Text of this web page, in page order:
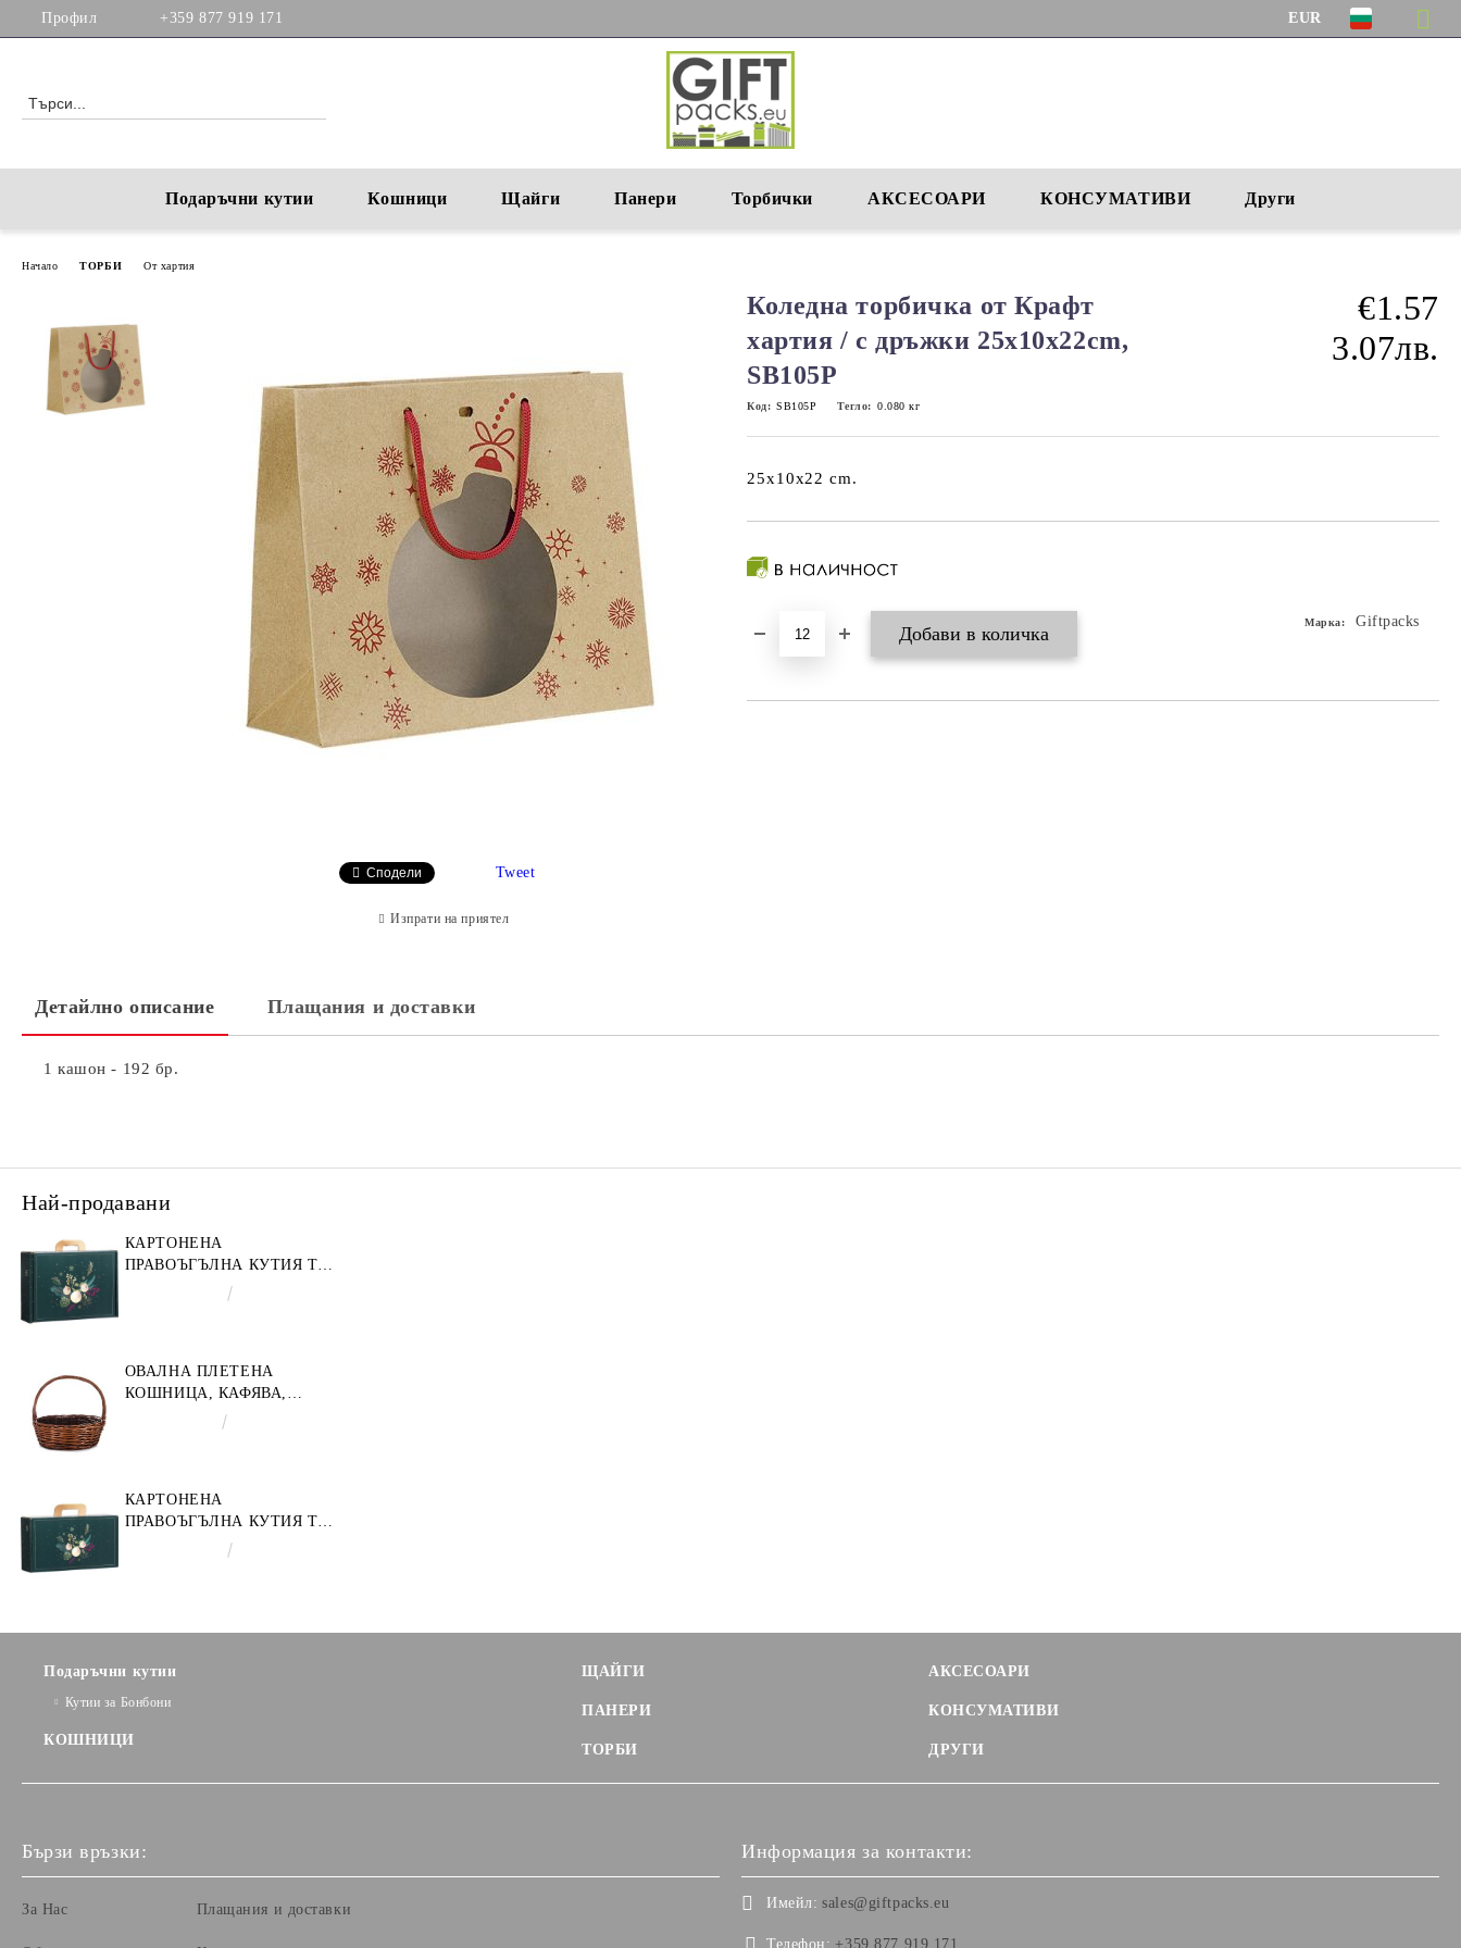
Профил +359 877 919 171 EUR
Подаръчни кутии Кошници Щайги Панери Торбички АКСЕСОАРИ КОНСУМАТИВИ Други
Начало ТОРБИ От хартия
Коледна торбичка от Крафт
хартия / с дръжки 25x10x22cm,
SB105P
€1.57
3.07лв.
Код: SB105P Тегло: 0.080 кг
25x10x22 cm.
Марка: Giftpacks
Сподели Tweet
Изпрати на приятел
Детайлно описание Плащания и доставки
1 кашон - 192 бр.
Най-продавани
КАРТОНЕНА
ПРАВОЪГЪЛНА КУТИЯ ТИП
"КУФАРЧЕ" ENCHANTED
ОВАЛНА ПЛЕТЕНА
КОШНИЦА, КАФЯВА,
35X30X12 СМ, SP609M
КАРТОНЕНА
ПРАВОЪГЪЛНА КУТИЯ ТИП
"КУФАРЧЕ" ENCHANTED
Подаръчни кутии
Кутии за Бонбони
КОШНИЦИ
ЩАЙГИ
ПАНЕРИ
ТОРБИ
АКСЕСОАРИ
КОНСУМАТИВИ
ДРУГИ
Бързи връзки:
За Нас Плащания и доставки
Информация за контакти:
Имейл: sales@giftpacks.eu
Телефон: +359 877 919 171